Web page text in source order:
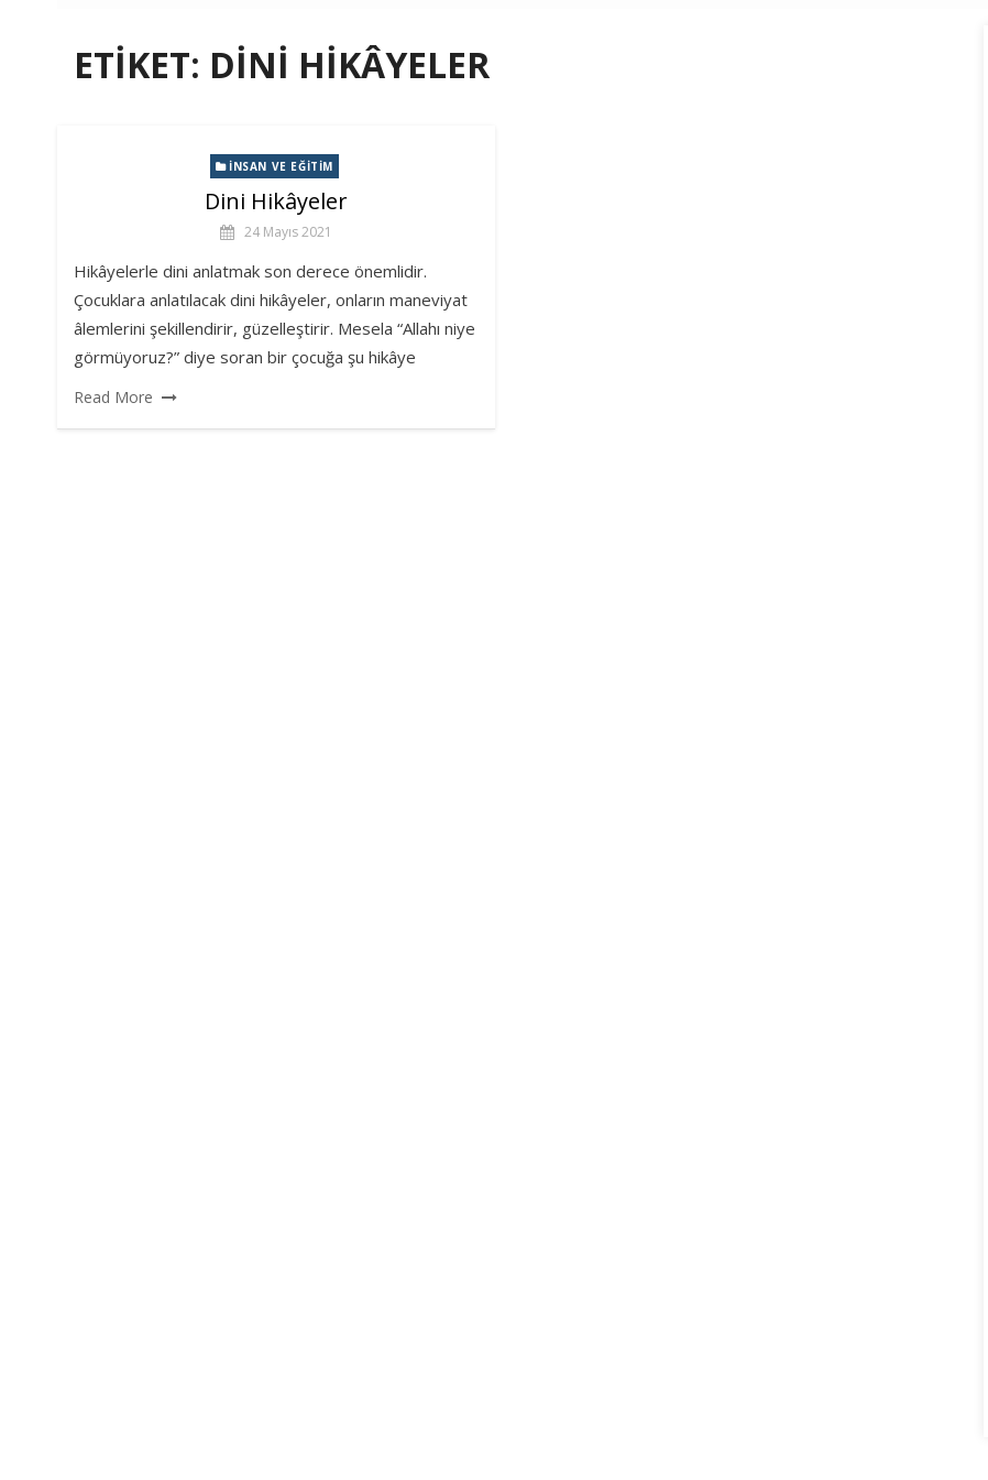
ETIKET: DINI HIKÂYELER
İNSAN VE EĞITIM
Dini Hikâyeler
24 Mayıs 2021
Hikâyelerle dini anlatmak son derece önemlidir.
Çocuklara anlatılacak dini hikâyeler, onların maneviyat
âlemlerini şekillendirir, güzelleştirir. Mesela “Allahı niye
görmüyoruz?” diye soran bir çocuğa şu hikâye
Read More